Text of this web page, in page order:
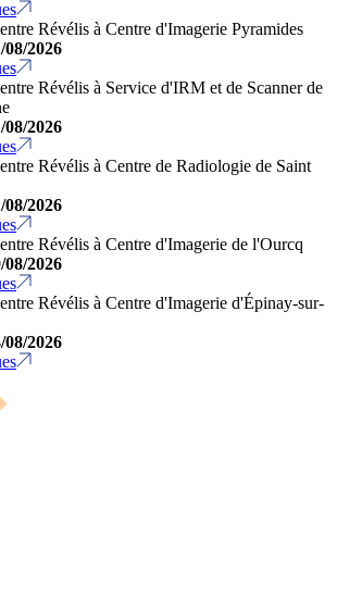
Révélis à Centre d'Imagerie Pyramides
08/2026
Révélis à Service d'IRM et de Scanner de
08/2026
Révélis à Centre de Radiologie de Saint
08/2026
Révélis à Centre d'Imagerie de l'Ourcq
08/2026
Révélis à Centre d'Imagerie d'Épinay-sur-
08/2026